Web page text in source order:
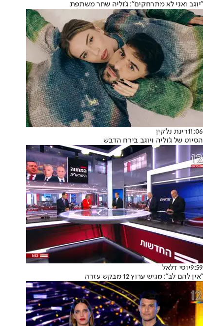
"יוגב ואני לא מתרחקים": ג'וליה שחר משתפת
11:06רינת נלקין
הסיוט של ג'וליה ויוגב בירח הדבש
9:59יוסי דלאל
"אין להם לב": מגיש ערוץ 12 מבקש עזרה